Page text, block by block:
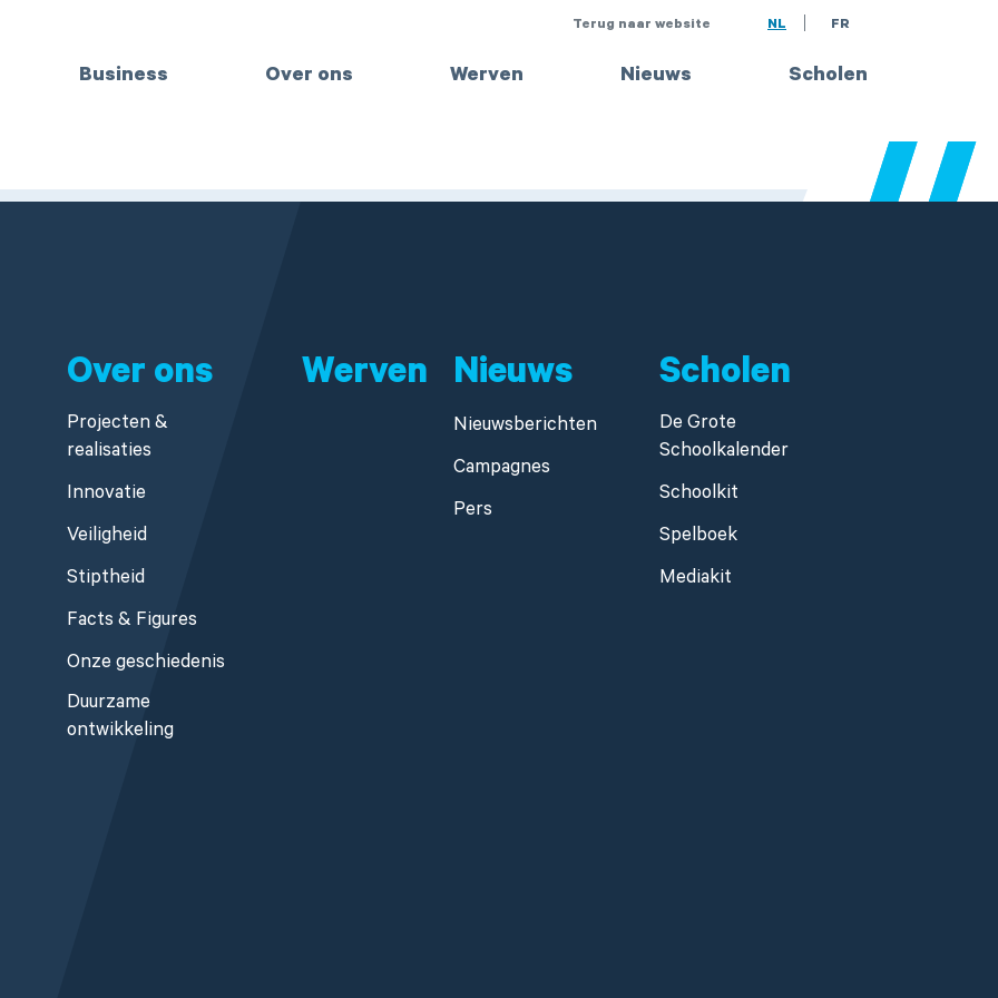
Terug naar website NL FR
Business Over ons Werven Nieuws Scholen
Over ons
Projecten &
realisaties
Innovatie
Veiligheid
Stiptheid
Facts & Figures
Onze geschiedenis
Duurzame
ontwikkeling
Werven Nieuws
Nieuwsberichten
Campagnes
Pers
Scholen
De Grote
Schoolkalender
Schoolkit
Spelboek
Mediakit